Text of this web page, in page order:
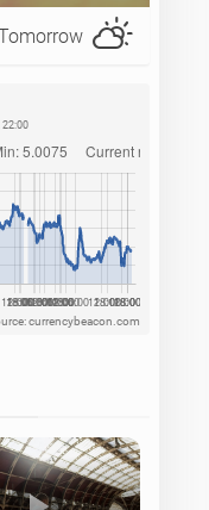
22:00
currencybeacon.com